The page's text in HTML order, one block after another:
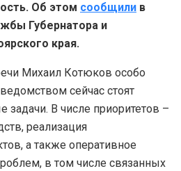
Об этом сообщили в
Губернатора и
края.
Михаил Котюков особо
сейчас стоят
В числе приоритетов –
реализация
а также оперативное
в том числе связанных